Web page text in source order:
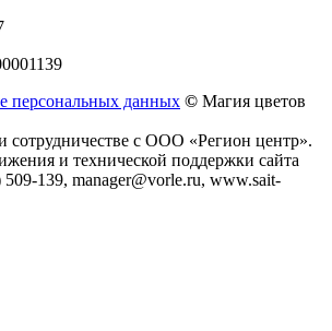
персональных данных © Магия цветов
сотрудничестве с ООО «Регион центр».
и технической поддержки сайта
509-139, manager@vorle.ru, www.sait-